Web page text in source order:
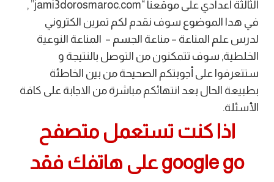
الثالثة اعدادي على موقعنا “jami3dorosmaroc.com” ,
في هدا الموضوع سوف نقدم لكم تمرين الكتروني
لدرس علم المناعة – مناعة الجسم – المناعة النوعية
الخلطية, سوف تتمكنون من التوصل بالنتيجة و
ستتعرفوا على أجوبتكم الصحيحة من بين الخاطئة
بطبيعة الحال بعد انتهائكم مباشرة من الاجابة على كافة
الأسئلة.
اذا كنت تستعمل متصفح
google go على هاتفك فقد